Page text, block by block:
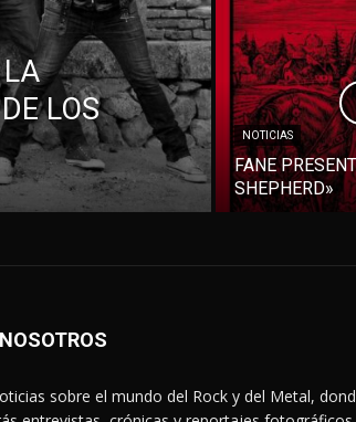
LOS
NOTICIAS
FANE
SHEPHERD»
sobre el mundo del Rock y del Metal,